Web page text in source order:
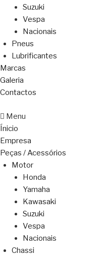
Suzuki
Vespa
Nacionais
Pneus
Lubrificantes
Marcas
Galeria
Contactos
Menu
Ínicio
Empresa
Peças / Acessórios
Motor
Honda
Yamaha
Kawasaki
Suzuki
Vespa
Nacionais
Chassi